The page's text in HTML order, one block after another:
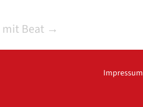
mit Beat →
Impressum